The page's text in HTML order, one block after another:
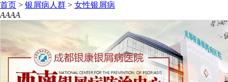
首页 > 银屑病人群 > 女性银屑病
AAAA